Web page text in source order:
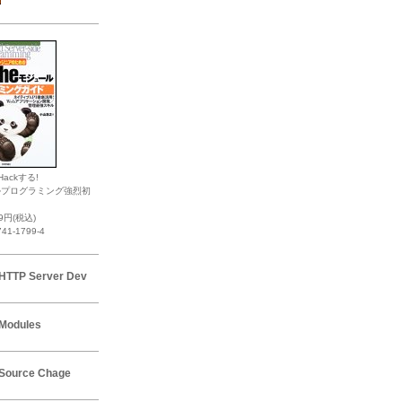
する!
ログラミング強烈初
円(税込)
1799-4
Server Dev
Chage